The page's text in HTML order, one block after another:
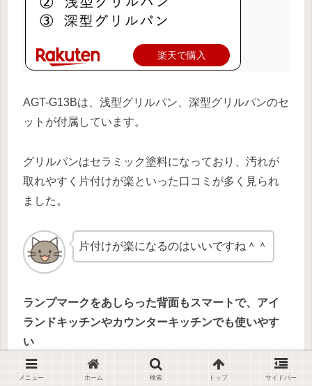
楽天で購入
AGT-G13Bは、浅型グリルパン、深型グリルパンのセ
ットが付属しています。
グリルパンはセラミック塗料になっており、汚れが
取れやすく片付けが楽といった口コミが多く見られ
ました。
片付けが楽になるのはいいですね＾＾
ランプマークをあしらった背面もスマートで、アイ
ランドキッチンやカウンターキッチンでも使いやす
い
メニュー ホーム 検索 トップ サイドバー